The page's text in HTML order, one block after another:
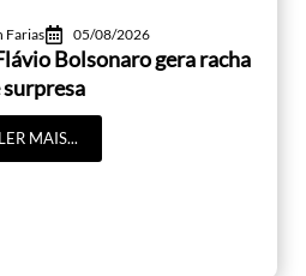
Farias 05/08/2026
Bolsonaro gera racha
surpresa
LER MAIS...